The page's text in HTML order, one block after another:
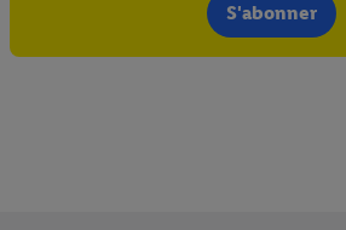
S'abonner